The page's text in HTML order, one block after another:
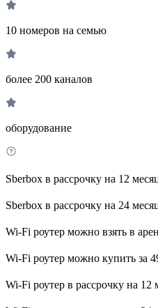
10 номеров на семью
более 200 каналов
оборудование
Sberbox в рассрочку на 12
Sberbox в рассрочку на 24
Wi-Fi роутер можно взять в
Wi-Fi роутер можно купить за
Wi-Fi роутер в рассрочку на 12